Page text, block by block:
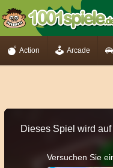
Action Arcade
Dieses Spiel wird
Versuchen Sie